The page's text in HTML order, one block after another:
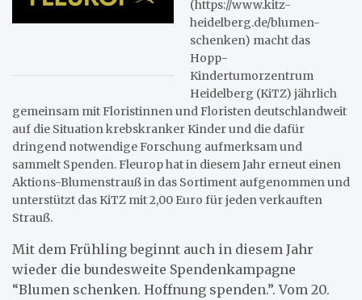
(https://www.kitz-
heidelberg.de/blumen-
schenken) macht das
Hopp-
Kindertumorzentrum
Heidelberg (KiTZ) jährlich
gemeinsam mit Floristinnen und Floristen deutschlandweit
auf die Situation krebskranker Kinder und die dafür
dringend notwendige Forschung aufmerksam und
sammelt Spenden. Fleurop hat in diesem Jahr erneut einen
Aktions-Blumenstrauß in das Sortiment aufgenommen und
unterstützt das KiTZ mit 2,00 Euro für jeden verkauften
Strauß.
Mit dem Frühling beginnt auch in diesem Jahr
wieder die bundesweite Spendenkampagne
“Blumen schenken. Hoffnung spenden.”. Vom 20.